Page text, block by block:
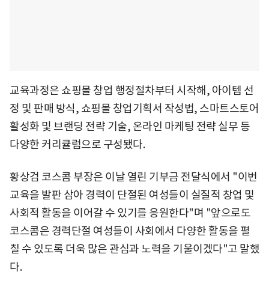
교육과정은 쇼핑몰 창업 행정절차부터 시작해, 아이템 선
정 및 판매 방식, 쇼핑몰 창업기획서 작성법, 스마트스토어
활성화 및 브랜딩 전략 기술, 온라인 마케팅 전략 실무 등
다양한 커리큘럼으로 구성됐다.
황상검 코스콤 부장은 이날 열린 기부금 전달식에서 "이번
교육을 발판 삼아 경력이 단절된 여성들이 실질적 창업 및
사회적 활동을 이어갈 수 있기를 응원한다"며 "앞으로도
코스콤은 경력단절 여성들이 사회에서 다양한 활동을 펼
칠 수 있도록 더욱 많은 관심과 노력을 기울이겠다"고 말했
다.